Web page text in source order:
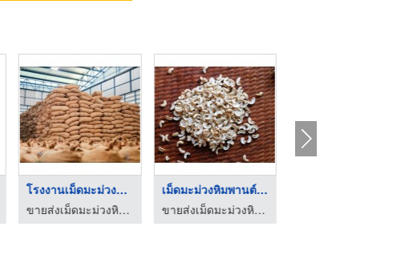
โรงงานเม็ดมะม่วงหิมพ ...
ขายส่งเม็ดมะม่วงหิมพานต์ - เกียรติคุณพานิช ชลบุรี
เม็ดมะม่วงหิมพานต์แบ ...
ขายส่งเม็ดมะม่วงหิมพานต์ - เกียรติคุณพานิช ชลบุรี